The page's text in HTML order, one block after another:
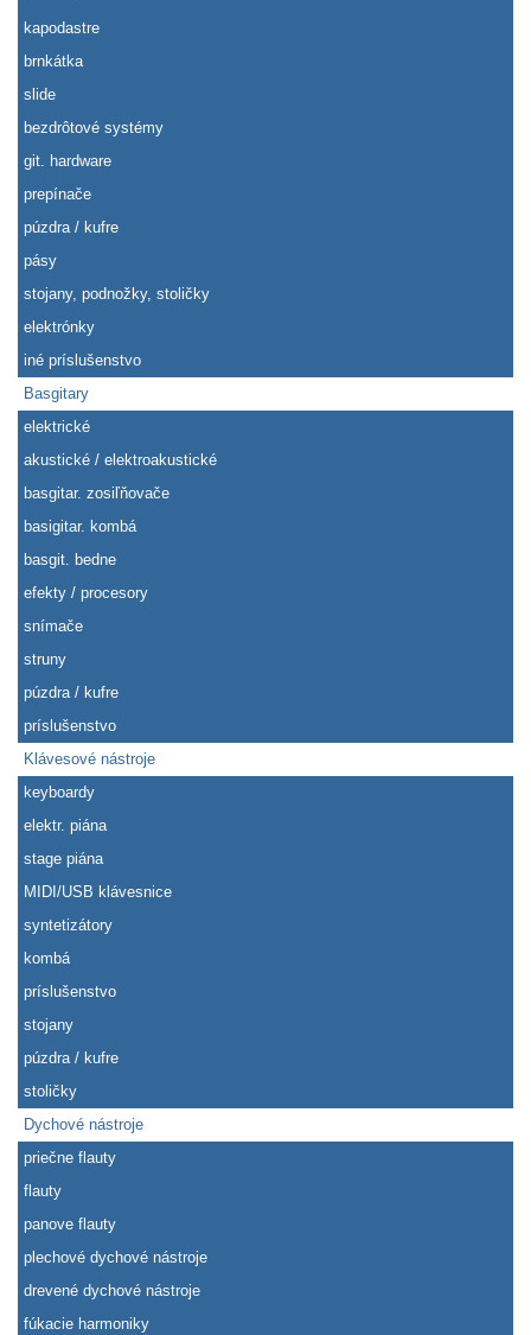
kapodastre
brnkátka
slide
bezdrôtové systémy
git. hardware
prepínače
púzdra / kufre
pásy
stojany, podnožky, stoličky
elektrónky
iné príslušenstvo
Basgitary
elektrické
akustické / elektroakustické
basgitar. zosiľňovače
basigitar. kombá
basgit. bedne
efekty / procesory
snímače
struny
púzdra / kufre
príslušenstvo
Klávesové nástroje
keyboardy
elektr. piána
stage piána
MIDI/USB klávesnice
syntetizátory
kombá
príslušenstvo
stojany
púzdra / kufre
stoličky
Dychové nástroje
priečne flauty
flauty
panove flauty
plechové dychové nástroje
drevené dychové nástroje
fúkacie harmoniky